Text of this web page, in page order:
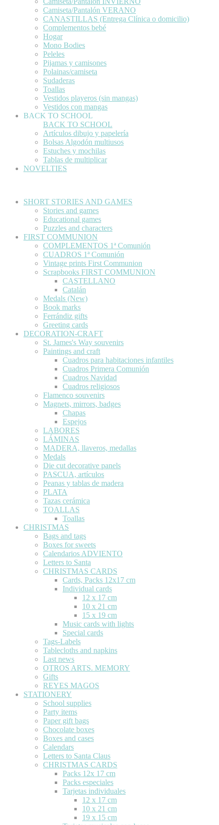
Camiseta/Pantalón VERANO
CANASTILLAS (Entrega Clínica o domicilio)
Complementos bebé
Hogar
Mono Bodies
Peleles
Pijamas y camisones
Polainas/camiseta
Sudaderas
Toallas
Vestidos playeros (sin mangas)
Vestidos con mangas
BACK TO SCHOOL
BACK TO SCHOOL
Artículos dibujo y papelería
Bolsas Algodón multiusos
Estuches y mochilas
Tablas de multiplicar
NOVELTIES
SHORT STORIES AND GAMES
Stories and games
Educational games
Puzzles and characters
FIRST COMMUNION
COMPLEMENTOS 1ª Comunión
CUADROS 1ª Comunión
Vintage prints First Communion
Scrapbooks FIRST COMMUNION
CASTELLANO
Catalán
Medals (New)
Book marks
Ferrándiz gifts
Greeting cards
DECORATION-CRAFT
St. James's Way souvenirs
Paintings and craft
Cuadros para habitaciones infantiles
Cuadros Primera Comunión
Cuadros Navidad
Cuadros religiosos
Flamenco souvenirs
Magnets, mirrors, badges
Chapas
Espejos
LABORES
LÁMINAS
MADERA, llaveros, medallas
Medals
Die cut decorative panels
PASCUA, artículos
Peanas y tablas de madera
PLATA
Tazas cerámica
TOALLAS
Toallas
CHRISTMAS
Bags and tags
Boxes for sweets
Calendarios ADVIENTO
Letters to Santa
CHRISTMAS CARDS
Cards, Packs 12x17 cm
Individual cards
12 x 17 cm
10 x 21 cm
15 x 19 cm
Music cards with lights
Special cards
Tags-Labels
Tablecloths and napkins
Last news
OTROS ARTS. MEMORY
Gifts
REYES MAGOS
STATIONERY
School supplies
Party items
Paper gift bags
Chocolate boxes
Boxes and cases
Calendars
Letters to Santa Claus
CHRISTMAS CARDS
Packs 12x 17 cm
Packs especiales
Tarjetas individuales
12 x 17 cm
10 x 21 cm
19 x 15 cm